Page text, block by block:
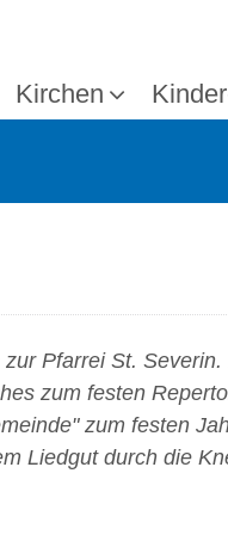
Kirchen
Pfarrei St.
zum festen
zum festen
Liedgut durch die